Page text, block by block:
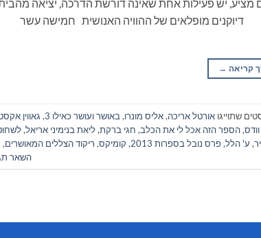
מציע, יש פעילות אחת שאינה דורשת הדרכה, יציאה
דיוקנים מופלאים של ההוויה האנושית חמישה עשר
קריאה →
שתוייגו אורטל אריכה,אליס מונרו, באושר ועושר כאילו 3 , גאווין
,הספר הזה אכל לי את הכלב, חגי ברקת,ליאת בנימיני אריאל,
, ע' הלל,פרס נובל בספרות 2013 , קומיקס, ריקוד הצללים המאושרים,
השאר